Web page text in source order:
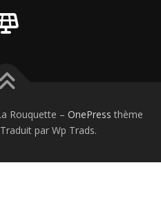
Rouquette – OnePress thème
par Wp Trads.